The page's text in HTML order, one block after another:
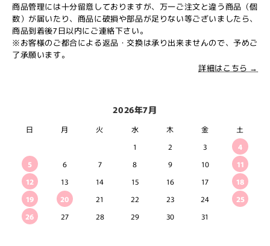
商品管理には十分留意しておりますが、万一ご注文と違う商品（個
数）が届いたり、商品に破損や部品が足りない等ございましたら、
商品到着後7日以内にご連絡下さい。
※お客様のご都合による返品・交換は承り出来ませんので、予めご
了承願います。
詳細はこちら →
2026年7月
日 月 火 水 木 金
土
1
2 3
4
5
6 7 8 9 10
11
12
13 14 15 16 17
18
19
20 21 22 23 24
25
26
27 28 29 30 31